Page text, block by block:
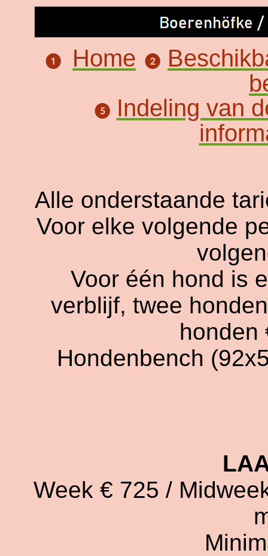
❶ Home ❷
❺ Indeling van
Alle onderstaande
Voor elke volgende
Voor één hond is
verblijf, twee
honden
Hondenbench
Week € 725 /